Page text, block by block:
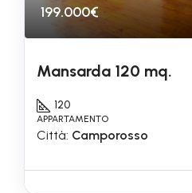
199.000€
Mansarda 120 mq.
120
APPARTAMENTO
Città: Camporosso